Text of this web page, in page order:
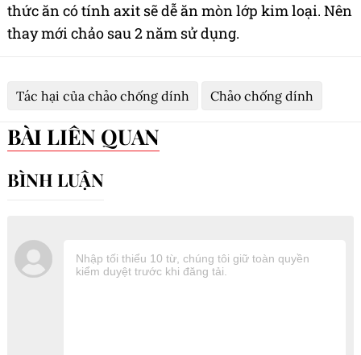
thức ăn có tính axit sẽ dễ ăn mòn lớp kim loại. Nên
thay mới chảo sau 2 năm sử dụng.
Tác hại của chảo chống dính Chảo chống dính
BÀI LIÊN QUAN